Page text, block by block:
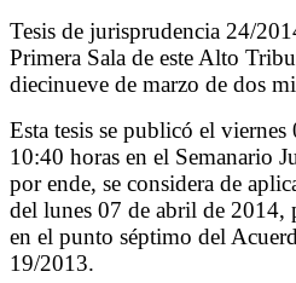
Tesis de jurisprudencia 24/
Primera Sala de este Alto
diecinueve de marzo de dos
Esta tesis se publicó el
10:40 horas en el Semanario
por ende, se considera de
del lunes 07 de abril de 2014,
en el punto séptimo del
19/2013.